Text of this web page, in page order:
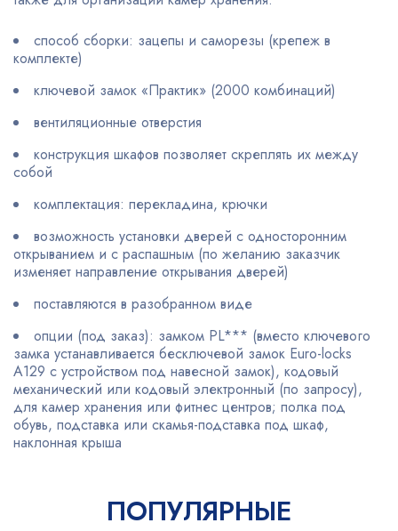
способ сборки: зацепы и саморезы (крепеж в
комплекте)
ключевой замок «Практик» (2000 комбинаций)
вентиляционные отверстия
конструкция шкафов позволяет скреплять их между
собой
комплектация: перекладина, крючки
возможность установки дверей с односторонним
открыванием и с распашным (по желанию заказчик
изменяет направление открывания дверей)
поставляются в разобранном виде
опции (под заказ): замком PL*** (вместо ключевого
замка устанавливается бесключевой замок Euro-locks
A129 с устройством под навесной замок), кодовый
механический или кодовый электронный (по запросу),
для камер хранения или фитнес центров; полка под
обувь, подставка или скамья-подставка под шкаф,
наклонная крыша
ПОПУЛЯРНЫЕ